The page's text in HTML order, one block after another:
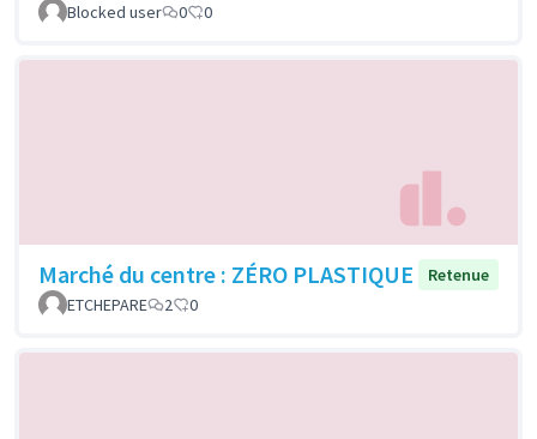
Blocked user 0 0
Marché du centre : ZÉRO PLASTIQUE
Retenue
ETCHEPARE
2 0